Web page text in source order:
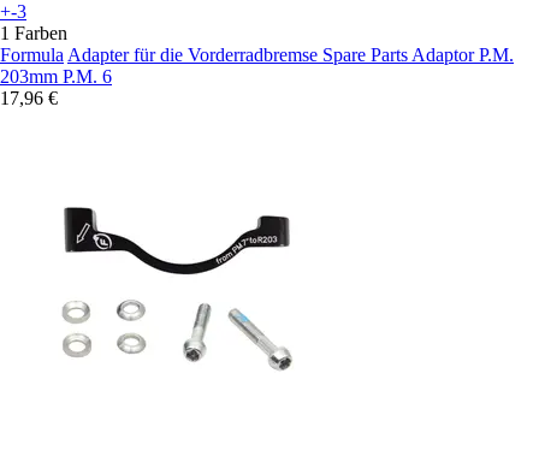
+-3
1 Farben
Formula Adapter für die Vorderradbremse Spare Parts Adaptor P.M.
203mm P.M. 6
17,96 €